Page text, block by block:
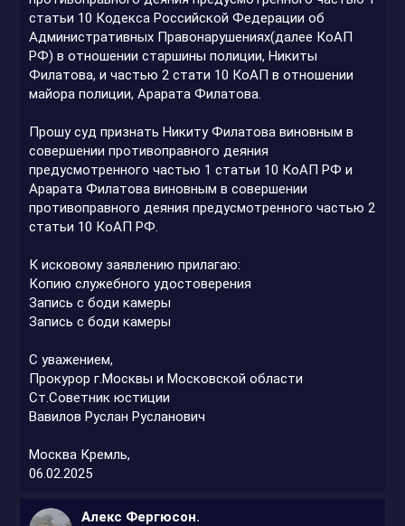
статьи 10 Кодекса Российской Федерации об
Административных Правонарушениях(далее КоАП
РФ) в отношении старшины полиции, Никиты
Филатова, и частью 2 стати 10 КоАП в отношении
майора полиции, Арарата Филатова.
Прошу суд признать Никиту Филатова виновным в
совершении противоправного деяния
предусмотренного частью 1 статьи 10 КоАП РФ и
Арарата Филатова виновным в совершении
противоправного деяния предусмотренного частью 2
статьи 10 КоАП РФ.
К исковому заявлению прилагаю:
Копию служебного удостоверения
Запись с боди камеры
Запись с боди камеры
С уважением,
Прокурор г.Москвы и Московской области
Ст.Советник юстиции
Вавилов Руслан Русланович
Москва Кремль,
06.02.2025
Алекс Фергюсон.